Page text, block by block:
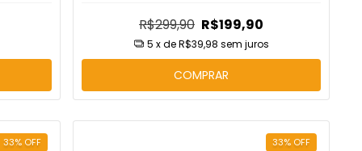
R$299,90 R$199,90
5 x deR$39,98 sem juros
COMPRAR
33% OFF
33% OFF